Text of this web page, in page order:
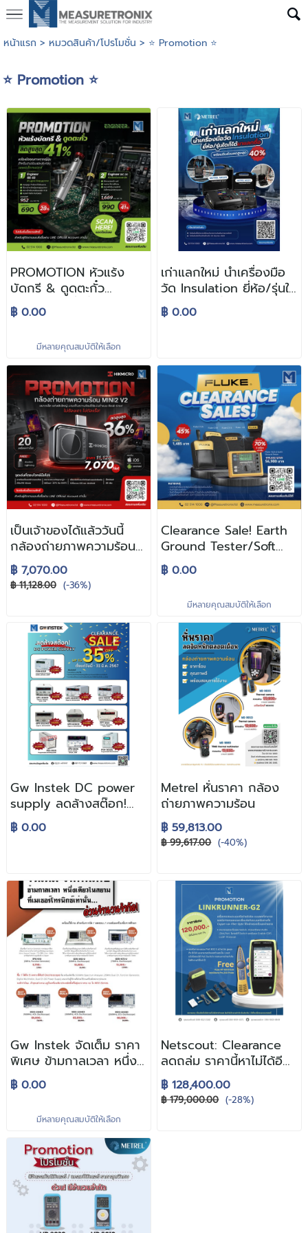
หน้าแรก > หมวดสินค้า/โปรโมชั่น > ⭐ Promotion ⭐
⭐ Promotion ⭐
PROMOTION หัวแร้ง
บัดกรี & ดูดตะกั๋ว
(สำหรับการสั่งซื้อผ่านช่อง
ทางไลน์ OA)
฿ 0.00
มีหลายคุณสมบัติให้เลือก
เก่าแลกใหม่ นำเครื่องมือ
วัด Insulation ยี่ห้อ/รุ่นใด
ก็ได้มาแลกซื้อ พร้อมรับ
ส่วนลดสูงสุด 40%
฿ 0.00
เป็นเจ้าของได้แล้ววันนี้
กล้องถ่ายภาพความร้อน
Hikmicro Mini2 V2
฿ 7,070.00
฿ 11,128.00 (-36%)
Clearance Sale! Earth
Ground Tester/Soft
Carrying Case
฿ 0.00
มีหลายคุณสมบัติให้เลือก
Gw Instek DC power
supply ลดล้างสต๊อก!
35%
฿ 0.00
Metrel หั่นราคา กล้อง
ถ่ายภาพความร้อน
฿ 59,813.00
฿ 99,617.00 (-40%)
Gw Instek จัดเต็ม ราคา
พิเศษ ข้ามกาลเวลา หนึ่ง
เดียวในสยาม
฿ 0.00
มีหลายคุณสมบัติให้เลือก
Netscout: Clearance
ลดถล่ม ราคานี้หาไม่ได้อีก
แล้ว
฿ 128,400.00
฿ 179,000.00 (-28%)